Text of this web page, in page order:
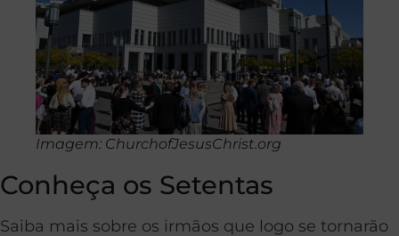
Imagem: ChurchofJesusChrist.org
Conheça os Setentas
Saiba mais sobre os irmãos que logo se tornarão